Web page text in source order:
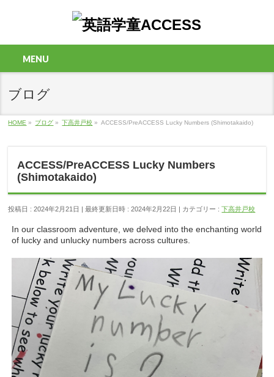
MENU
ブログ
HOME » ブログ » 下高井戸校 » ACCESS/PreACCESS Lucky Numbers (Shimotakaido)
ACCESS/PreACCESS Lucky Numbers
(Shimotakaido)
投稿日 : 2024年2月21日 最終更新日時 : 2024年2月22日 カテゴリー :下高井戸校
In our classroom adventure, we delved into the enchanting world
of lucky and unlucky numbers across cultures.